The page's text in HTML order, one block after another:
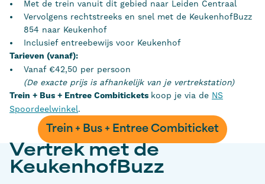
Met de trein vanuit dit gebied naar Leiden Centraal
Vervolgens rechtstreeks en snel met de KeukenhofBuzz
854 naar Keukenhof
Inclusief entreebewijs voor Keukenhof
Tarieven (vanaf):
Vanaf €42,50 per persoon
(De exacte prijs is afhankelijk van je vertrekstation)
Trein + Bus + Entree Combitickets koop je via de NS
Spoordeelwinkel.
Trein + Bus + Entree Combiticket
Vertrek met de
KeukenhofBuzz